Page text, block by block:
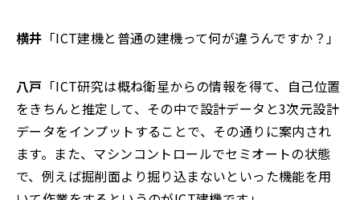
横井 「ICT建機と普通の建機って何が違うんですか？」
八戸 「ICT研究は概ね衛星からの情報を得て、自己位置
をきちんと推定して、その中で設計データと3次元設計
データをインプットすることで、その通りに案内され
ます。また、マシンコントロールでセミオートの状態
で、例えば掘削面より掘り込まないといった機能を用